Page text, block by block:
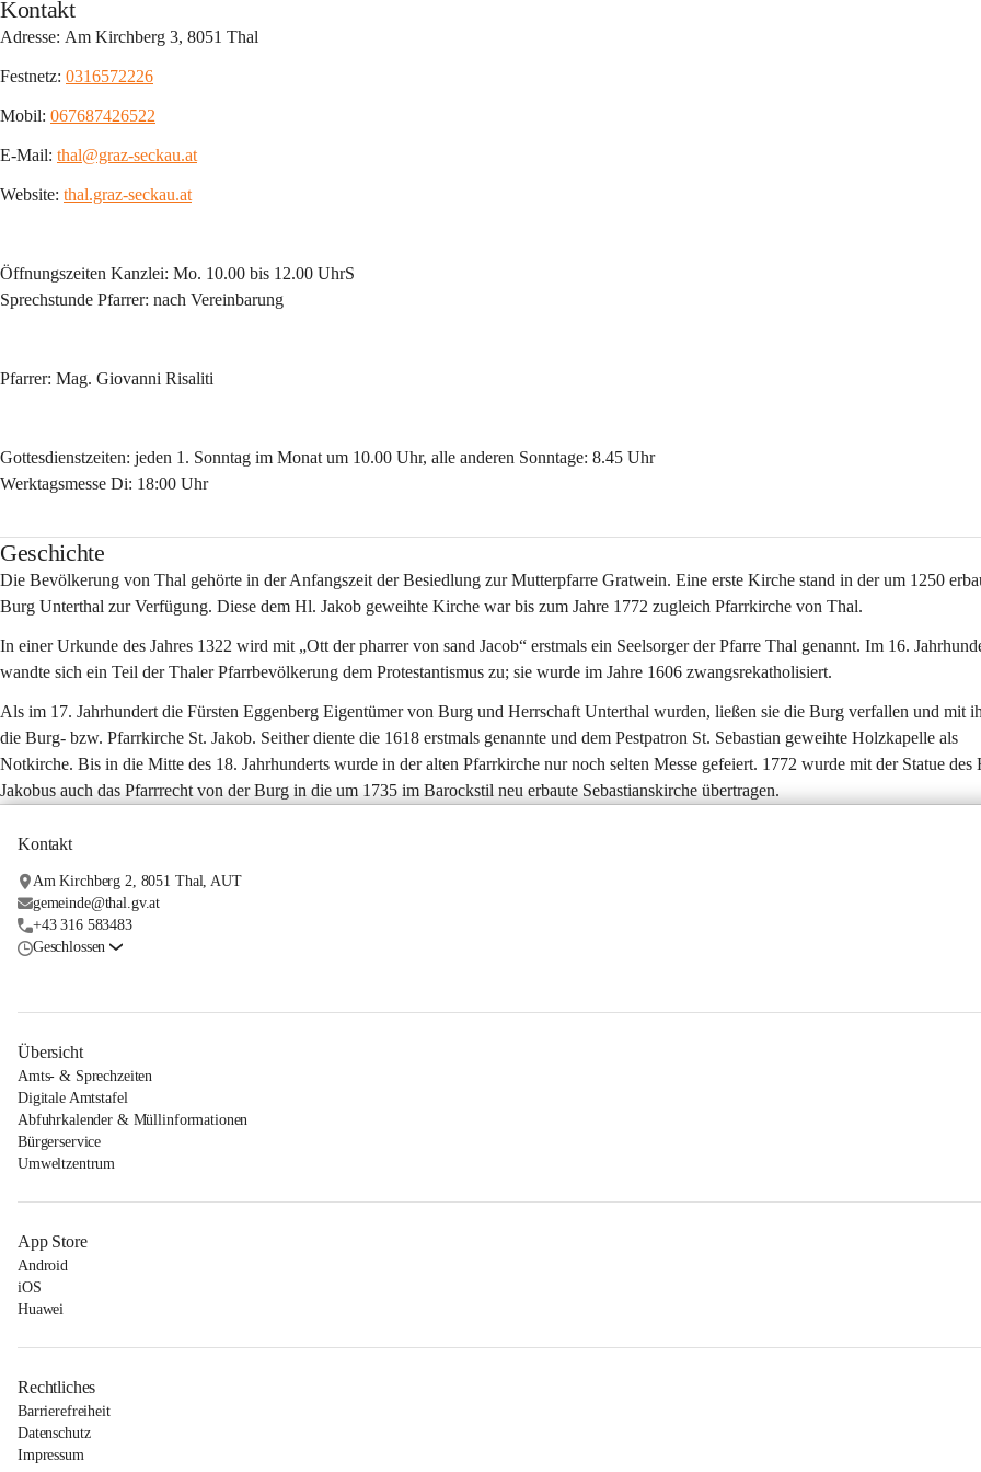
Kontakt
Adresse: Am Kirchberg 3, 8051 Thal
Festnetz: 0316572226
Mobil: 067687426522
E-Mail: thal@graz-seckau.at
Website: thal.graz-seckau.at
Öffnungszeiten Kanzlei: Mo. 10.00 bis 12.00 UhrS
Sprechstunde Pfarrer: nach Vereinbarung
Pfarrer: Mag. Giovanni Risaliti
Gottesdienstzeiten: jeden 1. Sonntag im Monat um 10.00 Uhr, alle anderen Sonntage: 8.45 Uhr
Werktagsmesse Di: 18:00 Uhr
Geschichte
Die Bevölkerung von Thal gehörte in der Anfangszeit der Besiedlung zur Mutterpfarre Gratwein. Eine erste Kirche stand in der um 1250
Burg Unterthal zur Verfügung. Diese dem Hl. Jakob geweihte Kirche war bis zum Jahre 1772 zugleich Pfarrkirche von Thal.
In einer Urkunde des Jahres 1322 wird mit „Ott der pharrer von sand Jacob“ erstmals ein Seelsorger der Pfarre Thal genannt. Im 16.
wandte sich ein Teil der Thaler Pfarrbevölkerung dem Protestantismus zu; sie wurde im Jahre 1606 zwangsrekatholisiert.
Als im 17. Jahrhundert die Fürsten Eggenberg Eigentümer von Burg und Herrschaft Unterthal wurden, ließen sie die Burg verfallen und mit
die Burg- bzw. Pfarrkirche St. Jakob. Seither diente die 1618 erstmals genannte und dem Pestpatron St. Sebastian geweihte Holzkapelle als
Notkirche. Bis in die Mitte des 18. Jahrhunderts wurde in der alten Pfarrkirche nur noch selten Messe gefeiert. 1772 wurde mit der Statue des
Jakobus auch das Pfarrrecht von der Burg in die um 1735 im Barockstil neu erbaute Sebastianskirche übertragen.
Kontakt
Am Kirchberg 2, 8051 Thal, AUT
gemeinde@thal.gv.at
+43 316 583483
Geschlossen
Übersicht
Amts- & Sprechzeiten
Digitale Amtstafel
Abfuhrkalender & Müllinformationen
Bürgerservice
Umweltzentrum
App Store
Android
iOS
Huawei
Rechtliches
Barrierefreiheit
Datenschutz
Impressum